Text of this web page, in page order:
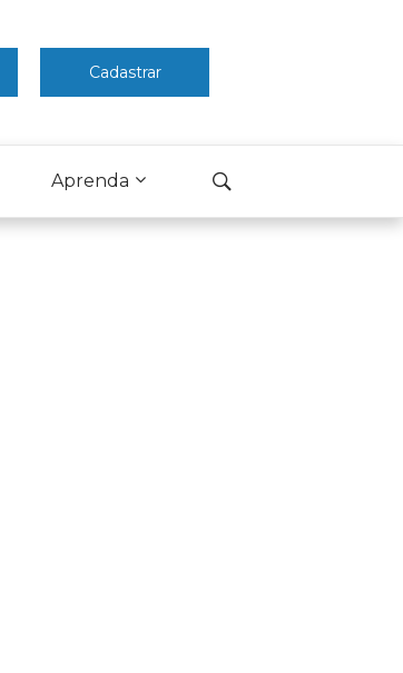
Cadastrar
Aprenda